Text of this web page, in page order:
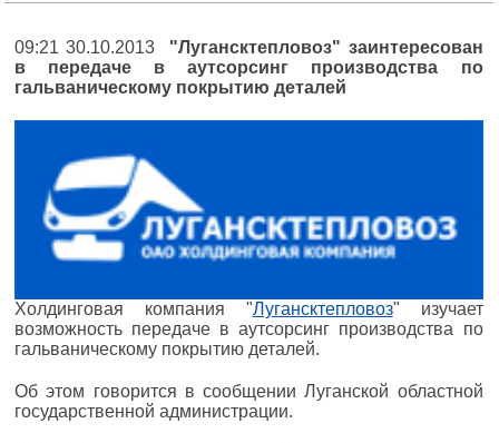
09:21 30.10.2013 "Лугансктепловоз" заинтересован
в передаче в аутсорсинг производства по
гальваническому покрытию деталей
Холдинговая компания "Лугансктепловоз" изучает
возможность передаче в аутсорсинг производства по
гальваническому покрытию деталей.
Об этом говорится в сообщении Луганской областной
государственной администрации.